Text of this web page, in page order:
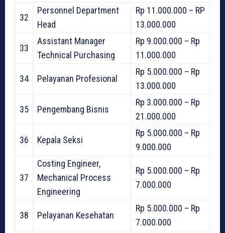
32
Personnel Department
Head
Rp 11.000.000 – RP
13.000.000
33
Assistant Manager
Technical Purchasing
Rp 9.000.000 – Rp
11.000.000
34 Pelayanan Profesional
Rp 5.000.000 – Rp
13.000.000
35 Pengembang Bisnis
Rp 3.000.000 – Rp
21.000.000
36 Kepala Seksi
Rp 5.000.000 – Rp
9.000.000
37
Costing Engineer,
Mechanical Process
Engineering
Rp 5.000.000 – Rp
7.000.000
38 Pelayanan Kesehatan
Rp 5.000.000 – Rp
7.000.000